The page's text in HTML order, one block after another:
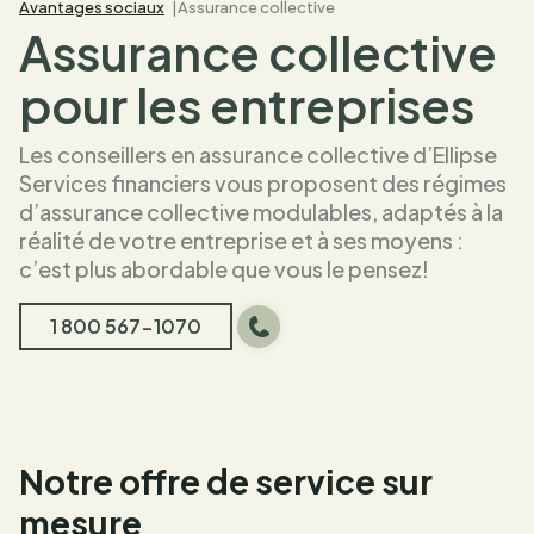
Avantages sociaux Assurance collective
Assurance collective
pour les entreprises
Les conseillers en assurance collective d’Ellipse
Services financiers vous proposent des régimes
d’assurance collective modulables, adaptés à la
réalité de votre entreprise et à ses moyens :
c’est plus abordable que vous le pensez!
1 800 567-1070
Notre offre de service sur
mesure